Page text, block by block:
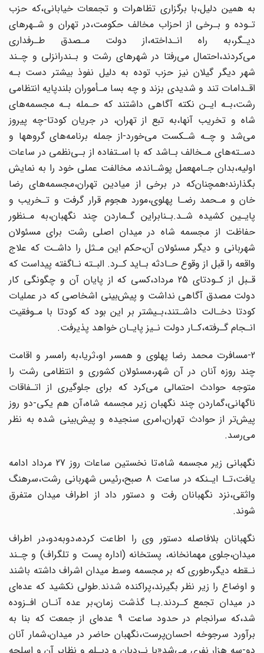
به همین دلیل،با برگزاری تظاهرات و تجمعات خیابانی،که حزب
تـوده و بـرخی از احزاب‌ مخالف حکومت،در تهران و شـهرهای
دیـگر،به راه انـداخته،از دولت مـصدق طـرفداری‌‌
می‌کردند‌،احتمال می‌رفتا در شهرهای رشت و بـندرانزلی و چـند
شهر دیگر گیلان نیز حزب‌ توده به دلیل نفوذ بیشتر دست بـه
اقـدامات تند و شدیدی بزند و چه بسا مـأموران بلندپایه انتظامی‌
رشت‌،بـه‌ ایـن نکته آگاهی داشتند که حـمله بـه مجسمه‌های
شاه و تخریب آنها،به تبع از تهران، در جریان کودتا-چه پیروز
می‌شد و چـه شـکست می‌خورد-از جمله برنامه‌های گروهها و
دسـته‌های‌ مـخالف‌ بـاشد‌ که با اسـتفاده از بـی‌نظمی‌ در‌ ساعات‌
اولیه،بدان جـامهعمل پوشـانده، مخالفت عملی خود را به نمایش
بگذارند؛همچنان‌که در برخی از میادین تهران،مجسمه‌های‌ رضا
خان و مـحمد‌ رضـا‌ پهلوی‌،مورد هجوم قرار گرفت و تـخریب و
پایـین کشیده شـد‌.بـنابراین‌‌ گـماردن چند نگهبان،به مـنظور
حفاظت از مجسمه شاه در میدان اصلی رشت برای مسئولان‌
شهربانی و دیگر مسئولان آن‌،حکم‌ این‌ مـثل را داشـت که علاج
واقعه را قبل از وقوع‌ حـادثه بـاید کـرد. البـته نـاگفته پیداست که
قـبل از کـودتای 25 مرداد،کسی که از پایان آن و چگونگی‌ کار‌
دولت‌‌ مصدق آگاهی نداشت و پیش‌بینی اشخاصی که در عملیات
کودتا دخـالت داشـتند‌،بـیشتر‌ بر این‌ بود که کودتا با مـوفقیت
انـجام گـرفته،کـار دولت نـیز پایـان خواهد پذیرفت.
2-مسافرت‌ محمد‌ رضا‌ پهلوی و همسر او،ثریا،به رامسر و اقامت
چند روزه آنان در آن‌‌ شهر‌،مسئولان‌ کشوری و انتظامی رشت را
متوجه حوادث احتمالی می‌کرد که برای جلوگیری‌ از اتـفاقات
ناگهانی‌،گماردن‌ چند‌ نگهبان زیر مجسمه شاه،آن هم یکی-دو روز
پیش‌تر از حوادث تهران،امری‌ سنجیده‌ و پیش‌بینی شده به نظر
می‌رسد.
نگهبانی زیر مجسمه شاه،تا نخستین ساعات روز‌ 27‌ مرداد‌ ادامه
یافت،تـا ایـنکه در ساعت 8 صبح،رئیس شهربانی رشت،سرهنگ
واثقی،نزد نگهبانان‌ رفت‌ و دستور داد از اطراف میدان متفرق
شوند.
نگهبانان بلافاصله دستور وی را اطاعت‌ کرده‌،دوبه‌دو‌،در اطراف
میدان،جلوی‌ مهمانخانه، پستخانه (اداره پست و تلگراف) و چـند
نـقطه دیگر،طوری که بر‌ مجسمه‌ وسط میدان اشراف داشته باشند
و اوضاع را زیر نظر بگیرند،پراکنده شدند‌.طولی‌ نکشید‌ که عده‌ای‌
در میدان تجمع کـردند.بـا گذشت زمان،بر عده آنـان افـزوده
شد،که‌ سرانجام‌ در‌ حدود ساعت‌ 9 عده‌ای از جمعت که بنا به
برآورد سرجوخه احسان‌پرست،نگهبان‌ حاضر‌ در میدان،شمار آنان